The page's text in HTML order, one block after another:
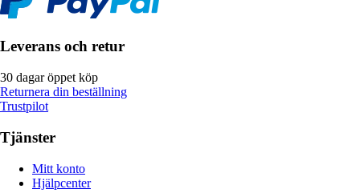
Leverans och retur
30 dagar öppet köp
Returnera din beställning
Trustpilot
Tjänster
Mitt konto
Hjälpcenter